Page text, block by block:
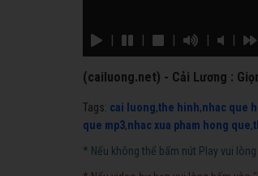
| | | | |
(cailuong.net) - Cải Lương :
Tags: cai luong,the hinh,nhac que
que mp3,nhac xua pham hong que,
* Nếu không thể bấm nút Play vui